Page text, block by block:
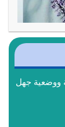
ووضعية جهل